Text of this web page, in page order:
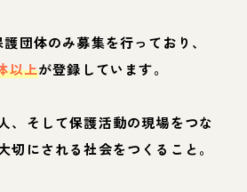
団体のみ募集を行っており、
以上が登録しています。
、そして保護活動の現場をつな
切にされる社会をつくること。